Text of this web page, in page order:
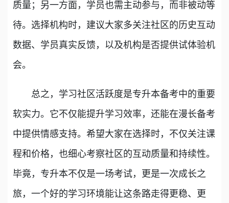
质量；另一方面，学员也需主动参与，而非被动等
待。选择机构时，建议大家多关注社区的历史互动
数据、学员真实反馈，以及机构是否提供试体验机
会。
总之，学习社区活跃度是专升本备考中的重要
软实力。它不仅能提升学习效率，还能在漫长备考
中提供情感支持。希望大家在选择时，不仅关注课
程和价格，也细心考察社区的互动质量和持续性。
毕竟，专升本不仅是一场考试，更是一次成长之
旅，一个好的学习环境能让这条路走得更稳、更